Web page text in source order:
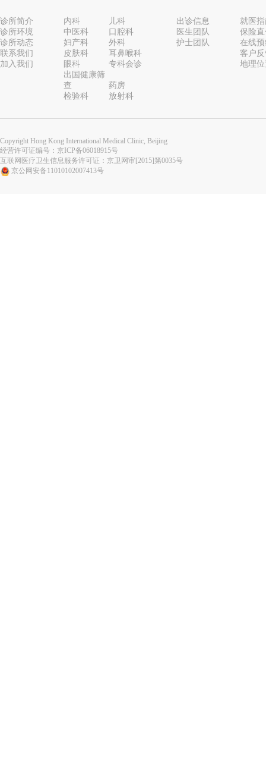
诊所简介
诊所环境
诊所动态
联系我们
加入我们
内科
儿科
中医科
口腔科
妇产科
外科
皮肤科
耳鼻喉科
眼科
专科会诊
出国健康筛
查
药房
检验科
放射科
出诊信息
医生团队
护士团队
就医
保险
在线
客户
地理
Copyright Hong Kong International Medical Clinic, Beijing
经营许可证编号： 京ICP备06018915号
互联网医疗卫生信息服务许可证：京卫网审[2015]第0035号
京公网安备11010102007413号